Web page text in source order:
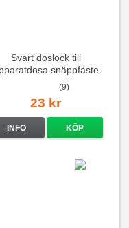
Svart doslock till
snäppfäste
(9)
23 kr
INFO KÖP